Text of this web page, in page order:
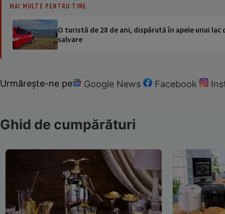
MAI MULTE PENTRU TINE
O turistă de 28 de ani, dispărută în apele unui
salvare
Urmărește-ne pe Google News Facebook
Ghid de cumpărături